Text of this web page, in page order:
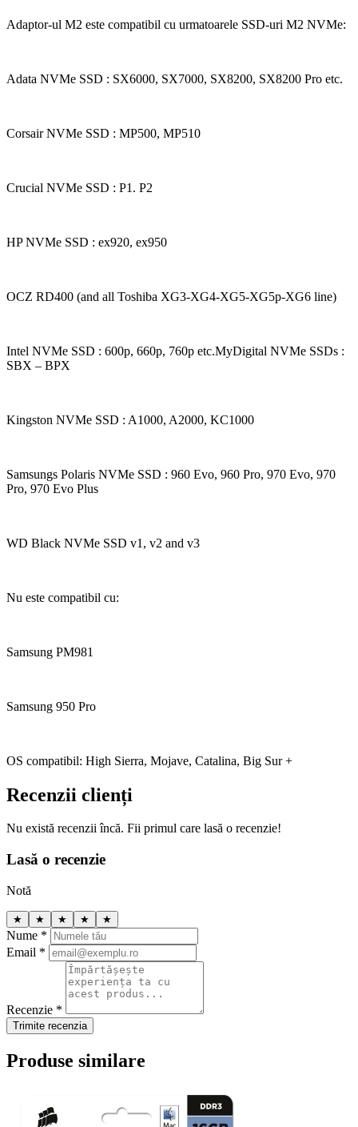
Adaptor-ul M2 este compatibil cu urmatoarele SSD-uri M2 NVMe:
Adata NVMe SSD : SX6000, SX7000, SX8200, SX8200 Pro etc.
Corsair NVMe SSD : MP500, MP510
Crucial NVMe SSD : P1. P2
HP NVMe SSD : ex920, ex950
OCZ RD400 (and all Toshiba XG3-XG4-XG5-XG5p-XG6 line)
Intel NVMe SSD : 600p, 660p, 760p etc.MyDigital NVMe SSDs :
SBX – BPX
Kingston NVMe SSD : A1000, A2000, KC1000
Samsungs Polaris NVMe SSD : 960 Evo, 960 Pro, 970 Evo, 970
Pro, 970 Evo Plus
WD Black NVMe SSD v1, v2 and v3
Nu este compatibil cu:
Samsung PM981
Samsung 950 Pro
OS compatibil: High Sierra, Mojave, Catalina, Big Sur +
Recenzii clienți
Nu există recenzii încă. Fii primul care lasă o recenzie!
Lasă o recenzie
Notă
★ ★ ★ ★ ★
Nume *
Email *
Recenzie *
Trimite recenzia
Produse similare